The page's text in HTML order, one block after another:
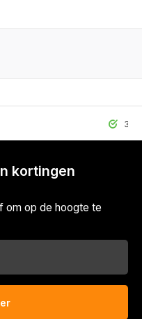
30 Dagen
kortingen
om op de hoogte te